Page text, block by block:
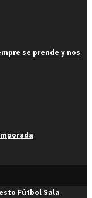
se prende y nos
Fútbol Sala